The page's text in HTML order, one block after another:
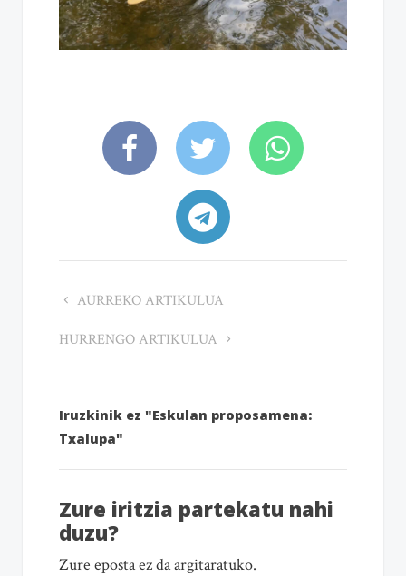
AURREKO ARTIKULUA
HURRENGO ARTIKULUA
Iruzkinik ez "Eskulan proposamena:
Txalupa"
Zure iritzia partekatu nahi
duzu?
Zure eposta ez da argitaratuko.